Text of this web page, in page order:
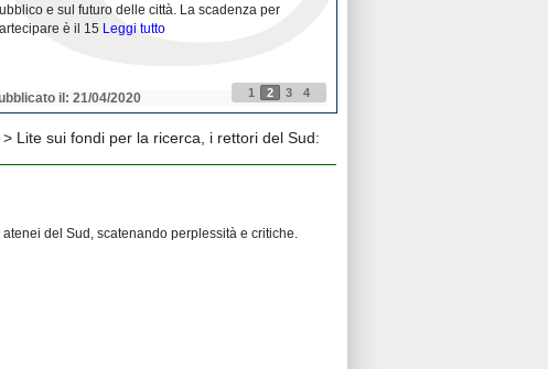
e sul futuro delle città. La scadenza per
è il 15 Leggi tutto
il: 21/04/2020 1 2 3 4
> Lite sui fondi per la ricerca, i rettori del Sud:
del Sud, scatenando perplessità e critiche.